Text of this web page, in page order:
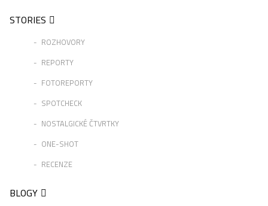
STORIES
ROZHOVORY
REPORTY
FOTOREPORTY
SPOTCHECK
NOSTALGICKÉ ČTVRTKY
ONE-SHOT
RECENZE
BLOGY